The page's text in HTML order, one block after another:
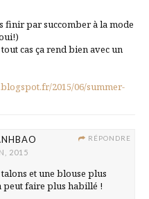
finir par succomber à la mode
cas ça rend bien avec un
2015/06/summer-
RÉPONDRE
2015
talons et une blouse plus
peut faire plus habillé !